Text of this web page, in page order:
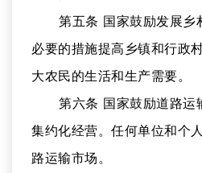
第五条 国家鼓励发展乡
必要的措施提高乡镇和行政
大农民的生活和生产需要。
第六条 国家鼓励道路运
集约化经营。任何单位和个
路运输市场。